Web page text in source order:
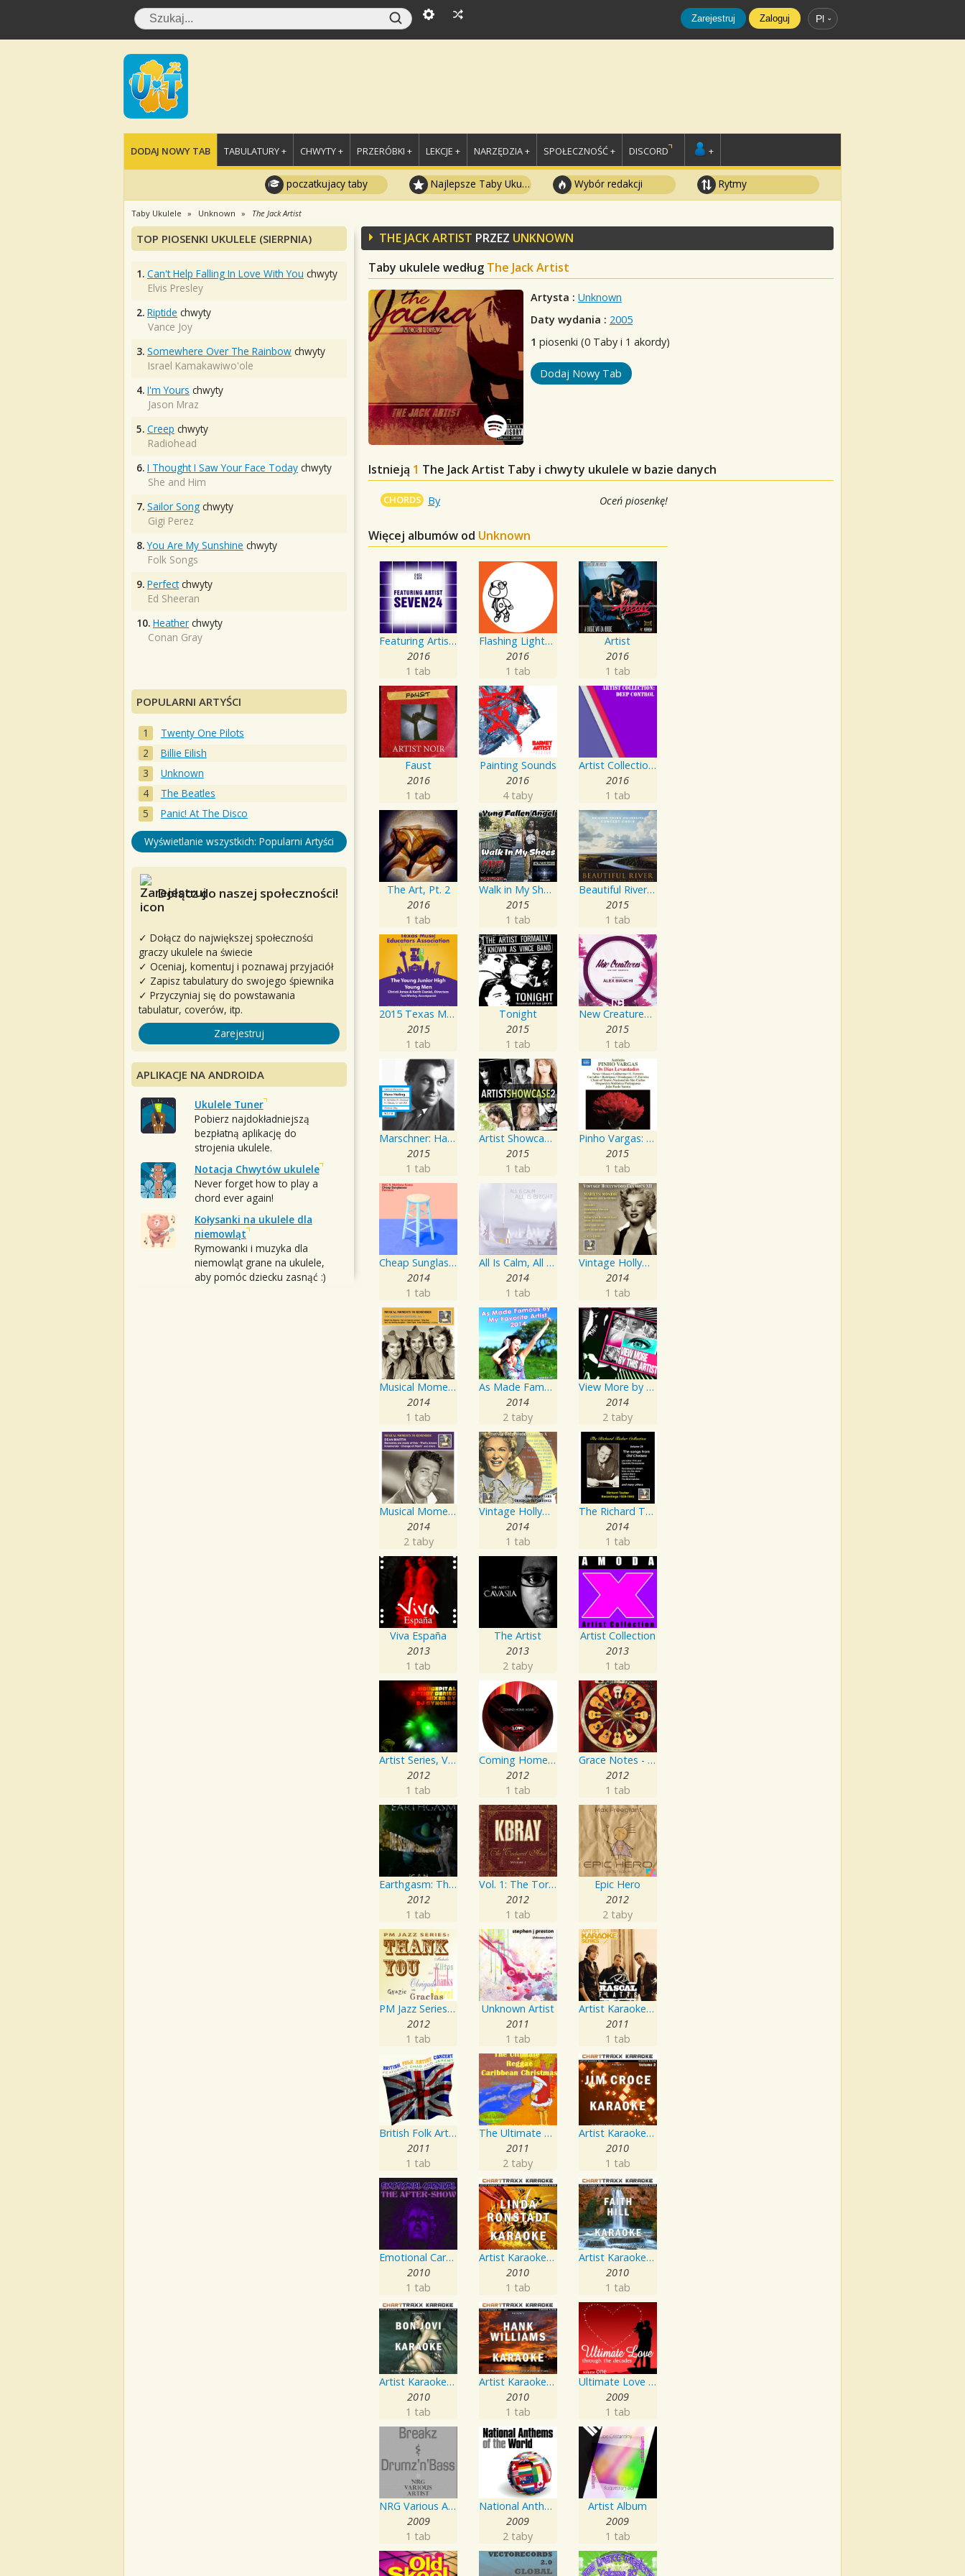
Zarejestruj Zaloguj Pl
DODAJ NOWY TAB TABULATURY + CHWYTY + PRZERÓBKI + LEKCJE + NARZĘDZIA + SPOŁECZNOŚĆ + DISCORD +
poczatkujacy taby Najlepsze Taby Ukulele Wybór redakcji Rytmy
Taby Ukulele Unknown The Jack Artist
THE JACK ARTIST PRZEZ UNKNOWN
Taby ukulele według The Jack Artist
Artysta : Unknown
Daty wydania : 2005
1 piosenki (0 Taby i 1 akordy)
Dodaj Nowy Tab
Istnieją 1 The Jack Artist Taby i chwyty ukulele w bazie danych
CHORDS By Oceń piosenkę!
Więcej albumów od Unknown
Featuring Artist : Seven24
2016
1 tab
Flashing Lighters EP
2016
1 tab
Artist
2016
1 tab
Faust
2016
1 tab
Painting Sounds
2016
4 taby
Artist Collection: Deep Control
2016
1 tab
The Art, Pt. 2
2016
1 tab
Walk in My Shoes
2015
1 tab
Beautiful River: Songs of Refuge, Love & Devotion
2015
1 tab
2015 Texas Music Educators Association (TMEA): The Young Junior High Young Men
2015
1 tab
Tonight
2015
1 tab
New Creatures Artist Series
2015
1 tab
Marschner: Hans Heiling
2015
1 tab
Artist Showcase: Roadside Couch Collection, Vol. 2
2015
1 tab
Pinho Vargas: Os Dias Levantados
2015
1 tab
Cheap Sunglasses
2014
1 tab
All Is Calm, All Is Bright
2014
1 tab
Vintage Hollywood Classics, Vol. 12: Marilyn Monroe on Screen and in Studio
2014
1 tab
Musical Moments To Remember: The Andrews Sisters, Vol. 1
2014
1 tab
As Made Famous by My Favorite Artist 2014
2014
2 taby
View More by This Artist
2014
2 taby
Musical Moments to Remember: Dean Martin
2014
2 taby
Vintage Hollywood Classics, Vol. 10
2014
1 tab
The Richard Tauber Collection, Vol. 25: Songs from “Old Chelsea” & Other Showpieces
2014
1 tab
Viva España
2013
1 tab
The Artist
2013
2 taby
Artist Collection
2013
1 tab
Artist Series, Vol. 4 Mixed By DJ Synchro
2012
1 tab
Coming Home Again / Still Alive
2012
1 tab
Grace Notes - Artist Special Edition
2012
1 tab
Earthgasm: The Second Cumming
2012
1 tab
Vol. 1: The Tortured Artist
2012
1 tab
Epic Hero
2012
2 taby
PM Jazz Series: Thank You
2012
1 tab
Unknown Artist
2011
1 tab
Artist Karaoke Series: Rascal Flatts
2011
1 tab
British Folk Artist Concert
2011
1 tab
The Ultimate Reggae, Caribbean Christmas
2011
2 taby
Artist Karaoke, Vol. 218 : Sing the Songs of Jim Croce
2010
1 tab
Emotional Carnival
2010
1 tab
Artist Karaoke, Vol. 248 : Sing the Songs of Linda Ronstadt
2010
1 tab
Artist Karaoke, Vol. 93 - Faith Hill
2010
1 tab
Artist Karaoke, Vol. 130
2010
1 tab
Artist Karaoke, Vol. 205
2010
1 tab
Ultimate Love Through The Decades, Volume 1 - Interpretation & Karaoke Version
2009
1 tab
NRG Various Artist - Breakz, Drumz And Dupstep
2009
1 tab
National Anthems Of The World
2009
2 taby
Artist Album
2009
1 tab
TOP PIOSENKI UKULELE (SIERPNIA)
1. Can't Help Falling In Love With You chwyty
Elvis Presley
2. Riptide chwyty
Vance Joy
3. Somewhere Over The Rainbow chwyty
Israel Kamakawiwo'ole
4. I'm Yours chwyty
Jason Mraz
5. Creep chwyty
Radiohead
6. I Thought I Saw Your Face Today chwyty
She and Him
7. Sailor Song chwyty
Gigi Perez
8. You Are My Sunshine chwyty
Folk Songs
9. Perfectchwyty
Ed Sheeran
10. Heather chwyty
Conan Gray
POPULARNI ARTYŚCI
Twenty One Pilots
Billie Eilish
Unknown
The Beatles
Panic! At The Disco
Wyświetlanie wszystkich: Popularni Artyści
Dołącz do naszej społeczności!
✓ Dołącz do największej społeczności
graczy ukulele na świecie
✓ Oceniaj, komentuj i poznawaj przyjaciół
✓ Zapisz tabulatury do swojego śpiewnika
✓ Przyczyniaj się do powstawania
tabulatur, coverów, itp.
Zarejestruj
APLIKACJE NA ANDROIDA
Ukulele Tuner
Pobierz najdokładniejszą
bezpłatną aplikację do
strojenia ukulele.
Notacja Chwytów ukulele
Never forget how to play a
chord ever again!
Kołysanki na ukulele dla
niemowląt
Rymowanki i muzyka dla
niemowląt grane na ukulele,
aby pomóc dziecku zasnąć :)